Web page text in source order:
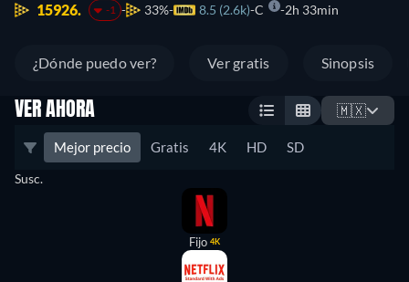
15926. -1 33% 8.5 (2.6k) C 2h 33min
¿Dónde puedo ver? Ver gratis Sinopsis
VER AHORA 🇲🇽
Mejor precio Gratis 4K HD SD
Susc.
Fijo 4K